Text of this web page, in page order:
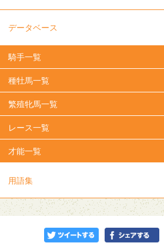
データベース
騎手一覧
種牡馬一覧
繁殖牝馬一覧
レース一覧
才能一覧
用語集